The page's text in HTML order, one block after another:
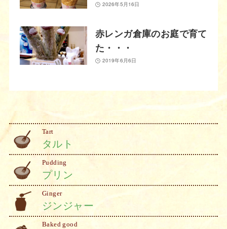
2026年5月16日
赤レンガ倉庫のお庭で育て
た・・・
2019年6月6日
Tart
タルト
Pudding
プリン
Ginger
ジンジャー
Baked good